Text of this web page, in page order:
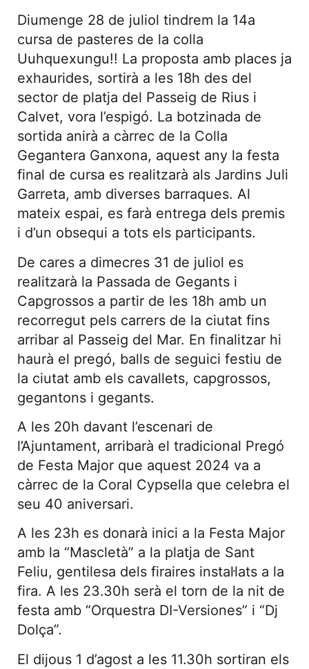
Diumenge 28 de juliol tindrem la 14a
cursa de pasteres de la colla
Uuhquexungu!! La proposta amb places ja
exhaurides, sortirà a les 18h des del
sector de platja del Passeig de Rius i
Calvet, vora l’espigó. La botzinada de
sortida anirà a càrrec de la Colla
Gegantera Ganxona, aquest any la festa
final de cursa es realitzarà als Jardins Juli
Garreta, amb diverses barraques. Al
mateix espai, es farà entrega dels premis
i d’un obsequi a tots els participants.
De cares a dimecres 31 de juliol es
realitzarà la Passada de Gegants i
Capgrossos a partir de les 18h amb un
recorregut pels carrers de la ciutat fins
arribar al Passeig del Mar. En finalitzar hi
haurà el pregó, balls de seguici festiu de
la ciutat amb els cavallets, capgrossos,
gegantons i gegants.
A les 20h davant l’escenari de
l’Ajuntament, arribarà el tradicional Pregó
de Festa Major que aquest 2024 va a
càrrec de la Coral Cypsella que celebra el
seu 40 aniversari.
A les 23h es donarà inici a la Festa Major
amb la “Mascletà” a la platja de Sant
Feliu, gentilesa dels firaires instal·lats a la
fira. A les 23.30h serà el torn de la nit de
festa amb “Orquestra DI-Versiones” i “Dj
Dolça”.
El dijous 1 d’agost a les 11.30h sortiran els